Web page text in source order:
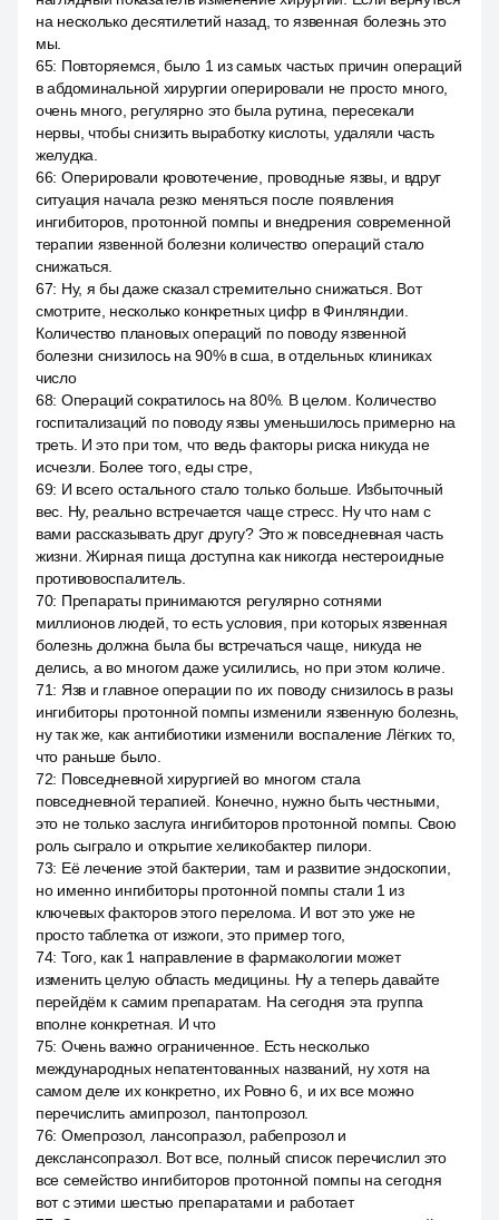
на несколько десятилетий назад, то язвенная болезнь это
мы.
65: Повторяемся, было 1 из самых частых причин операций
в абдоминальной хирургии оперировали не просто много,
очень много, регулярно это была рутина, пересекали
нервы, чтобы снизить выработку кислоты, удаляли часть
желудка.
66: Оперировали кровотечение, проводные язвы, и вдруг
ситуация начала резко меняться после появления
ингибиторов, протонной помпы и внедрения современной
терапии язвенной болезни количество операций стало
снижаться.
67: Ну, я бы даже сказал стремительно снижаться. Вот
смотрите, несколько конкретных цифр в Финляндии.
Количество плановых операций по поводу язвенной
болезни снизилось на 90% в сша, в отдельных клиниках
число
68: Операций сократилось на 80%. В целом. Количество
госпитализаций по поводу язвы уменьшилось примерно на
треть. И это при том, что ведь факторы риска никуда не
исчезли. Более того, еды стре,
69: И всего остального стало только больше. Избыточный
вес. Ну, реально встречается чаще стресс. Ну что нам с
вами рассказывать друг другу? Это ж повседневная часть
жизни. Жирная пища доступна как никогда нестероидные
противовоспалитель.
70: Препараты принимаются регулярно сотнями
миллионов людей, то есть условия, при которых язвенная
болезнь должна была бы встречаться чаще, никуда не
делись, а во многом даже усилились, но при этом количе.
71: Язв и главное операции по их поводу снизилось в разы
ингибиторы протонной помпы изменили язвенную болезнь,
ну так же, как антибиотики изменили воспаление Лёгких то,
что раньше было.
72: Повседневной хирургией во многом стала
повседневной терапией. Конечно, нужно быть честными,
это не только заслуга ингибиторов протонной помпы. Свою
роль сыграло и открытие хеликобактер пилори.
73: Её лечение этой бактерии, там и развитие эндоскопии,
но именно ингибиторы протонной помпы стали 1 из
ключевых факторов этого перелома. И вот это уже не
просто таблетка от изжоги, это пример того,
74: Того, как 1 направление в фармакологии может
изменить целую область медицины. Ну а теперь давайте
перейдём к самим препаратам. На сегодня эта группа
вполне конкретная. И что
75: Очень важно ограниченное. Есть несколько
международных непатентованных названий, ну хотя на
самом деле их конкретно, их Ровно 6, и их все можно
перечислить амипрозол, пантопрозол.
76: Омепрозол, лансопразол, рабепрозол и
декслансопразол. Вот все, полный список перечислил это
все семейство ингибиторов протонной помпы на сегодня
вот с этими шестью препаратами и работает